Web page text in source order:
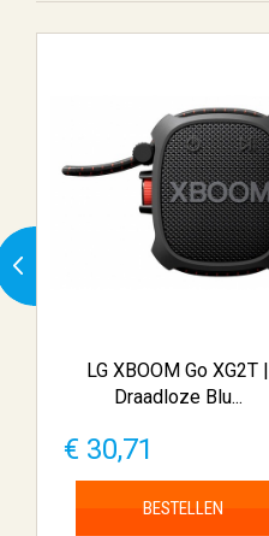
LG XBOOM Go XG2T |
Draadloze Blu...
€ 30,71
BESTELLEN